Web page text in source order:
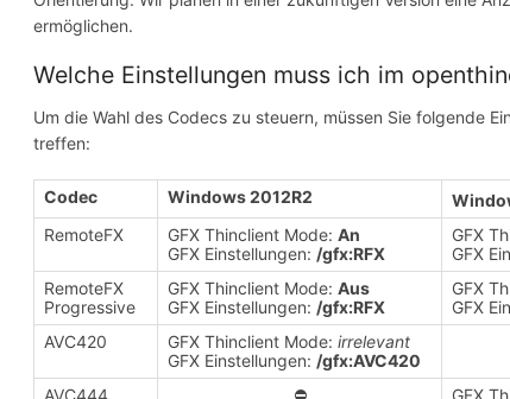
ermöglichen.
Welche Einstellungen muss ich im
Um die Wahl des Codecs zu steuern, müssen Sie folgende
treffen:
Codec Windows 2012R2
RemoteFX GFX Thinclient Mode:An
GFX Einstellungen:/gfx:RFX
GFX
GFX
RemoteFX
Progressive
GFX Thinclient Mode:Aus
GFX Einstellungen:/gfx:RFX
GFX
GFX
AVC420
GFX Thinclient Mode:irrelevant
GFX Einstellungen:/gfx:AVC420